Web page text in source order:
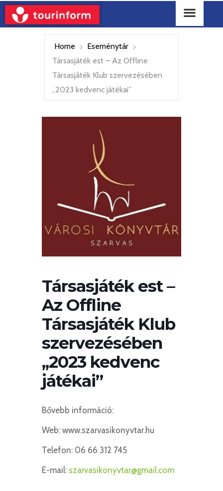
Home
Eseménytár
Társasjáték est – Az Offline
Társasjáték Klub szervezésében
,,2023 kedvenc játékai”
Társasjáték est –
Az Offline
Társasjáték Klub
szervezésében
,,2023 kedvenc
játékai”
Bővebb információ:
Web: www.szarvasikonyvtar.hu
Telefon: 06 66 312 745
E-mail: szarvasikonyvtar@gmail.com